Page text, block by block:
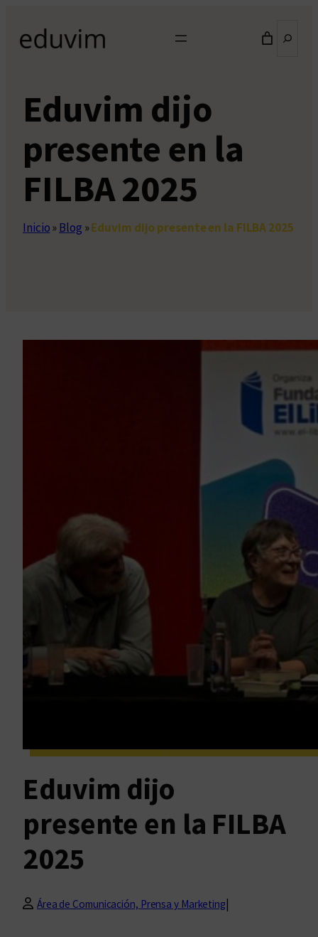
contenido
Eduvim dijo
presente en la
FILBA 2025
Inicio» Blog »Eduvim dijo presente en la FILBA 2025
Eduvim dijo
presente en la FILBA
2025
Área de Comunicación, Prensa y Marketing|